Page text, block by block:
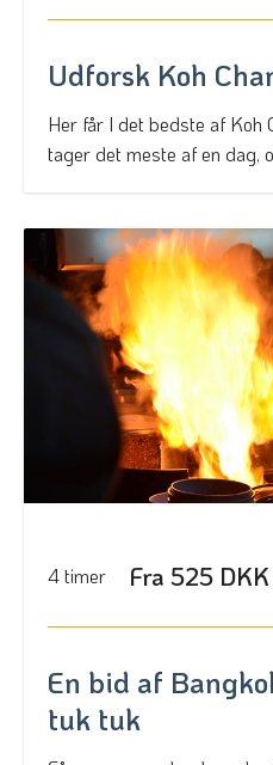
Udforsk Koh
Her får I det bedste af Koh
tager det meste af en dag,
4 timer Fra 525 DKK
En bid af
tuk tuk